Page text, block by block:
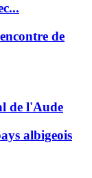
de
de l'Aude
albigeois